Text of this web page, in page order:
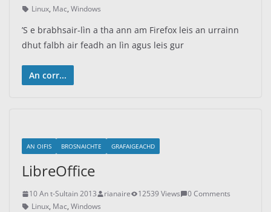
Linux, Mac, Windows
’S e brabhsair-lìn a tha ann am Firefox leis an urrainn
dhut falbh air feadh an lìn agus leis gur
An corr...
AN OIFIS BROSNAICHTE GRAFAIGEACHD
LibreOffice
10 An t-Sultain 2013 rianaire 12539 Views
0 Comments
Linux, Mac, Windows